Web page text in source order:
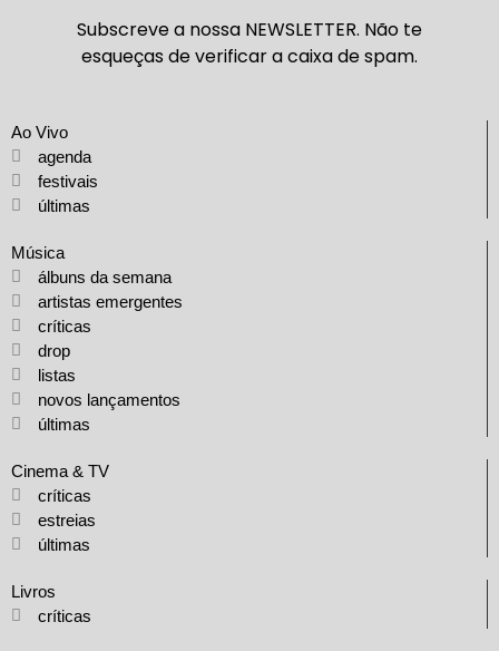
Subscreve a nossa NEWSLETTER. Não te
esqueças de verificar a caixa de spam.
Ao Vivo
agenda
festivais
últimas
Música
álbuns da semana
artistas emergentes
críticas
drop
listas
novos lançamentos
últimas
Cinema & TV
críticas
estreias
últimas
Livros
críticas